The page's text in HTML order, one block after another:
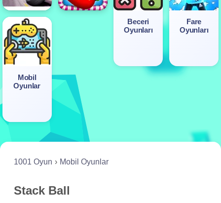
Beceri
Oyunları
Fare
Oyunları
Mobil
Oyunlar
1001 Oyun Mobil Oyunlar
Stack Ball